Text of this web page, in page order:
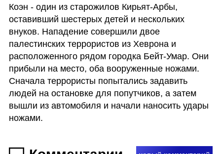
Коэн - один из старожилов Кирьят-Арбы,
оставивший шестерых детей и нескольких
внуков. Нападение совершили двое
палестинских террористов из Хеврона и
расположенного рядом городка Бейт-Умар. Они
прибыли на место, оба вооруженные ножами.
Сначала террористы попытались задавить
людей на остановке для попутчиков, а затем
вышли из автомобиля и начали наносить удары
ножами.